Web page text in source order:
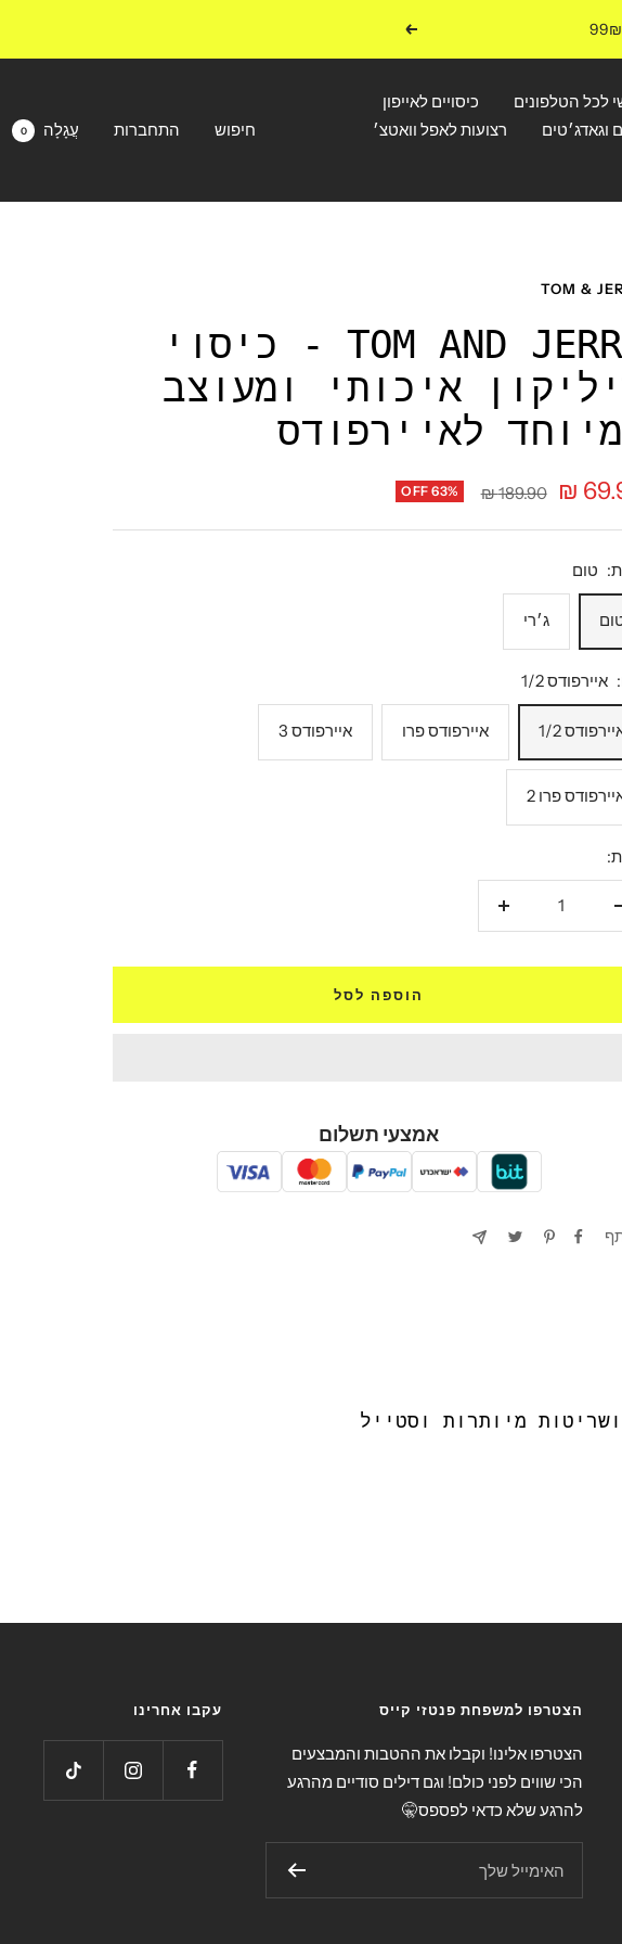
הבא
לכל הטלפונים
כיסויים לאייפון
וגאדג׳טים
רצועות לאפל וואטצ׳
חיפוש התחברות עֲגָלָה 0
TOM &
TOM AND JERRY - כיסוי
איכותי ומעוצב
לאיירפודס
מחיר
189.90 ₪
OFF 63%
טום
ג׳רי
איירפודס 1/2
1/2 איירפודס פרו איירפודס 3
פרו 2
הגדל
הוספה לסל
אמצעי תשלום
מיותרות וסטייל
הצטרפו למשפחת פנטזי קייס
הצטרפו אלינו! וקבלו את ההטבות והמבצעים
הכי שווים לפני כולם! וגם דילים סודיים מהרגע
להרגע שלא כדאי לפספס🤫
האימייל שלך
עקבו אחרינו